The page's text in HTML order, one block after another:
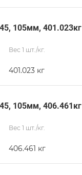
105мм, 401.023кг
Вес 1 шт./кг.
401.023 кг
105мм, 406.461кг
Вес 1 шт./кг.
406.461 кг